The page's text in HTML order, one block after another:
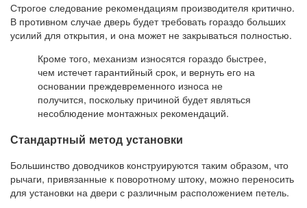
Строгое следование рекомендациям производителя критично.
В противном случае дверь будет требовать гораздо больших
усилий для открытия, и она может не закрываться полностью.
Кроме того, механизм износятся гораздо быстрее,
чем истечет гарантийный срок, и вернуть его на
основании преждевременного износа не
получится, поскольку причиной будет являться
несоблюдение монтажных рекомендаций.
Стандартный метод установки
Большинство доводчиков конструируются таким образом, что
рычаги, привязанные к поворотному штоку, можно переносить
для установки на двери с различным расположением петель.